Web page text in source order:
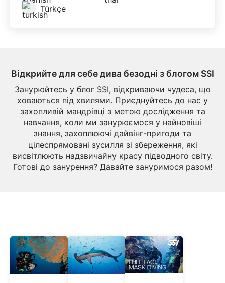
Türkçe
Відкрийте для себе дива безодні з блогом SSI
Занурюйтесь у блог SSI, відкриваючи чудеса, що
ховаються під хвилями. Приєднуйтесь до нас у
захопливій мандрівці з метою дослідження та
навчання, коли ми занурюємося у найновіші
знання, захоплюючі дайвінг-пригоди та
цілеспрямовані зусилля зі збереження, які
висвітлюють надзвичайну красу підводного світу.
Готові до занурення? Давайте зануримося разом!